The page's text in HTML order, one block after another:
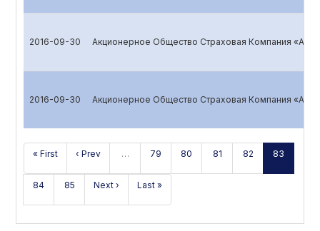
2016-09-30 Акционерное Общество Страховая Компания
2016-09-30 Акционерное Общество Страховая Компания
« First ‹ Prev … 79 80 81 82 83
84 85 Next › Last »